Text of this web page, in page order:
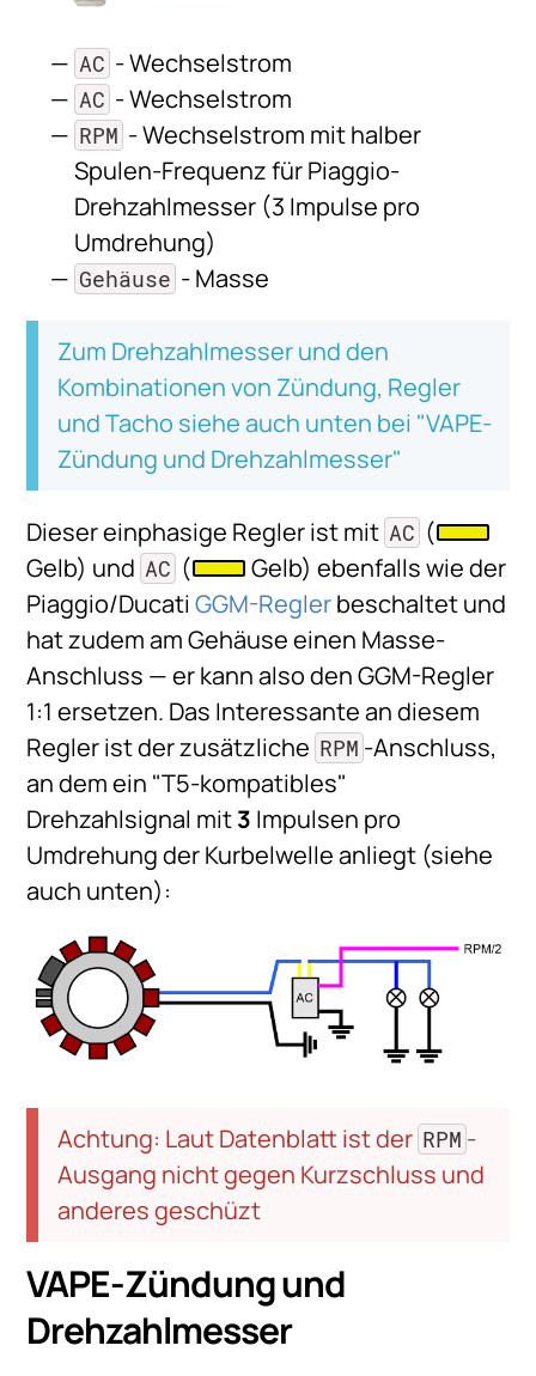
AC - Wechselstrom
AC - Wechselstrom
RPM - Wechselstrom mit halber
Spulen-Frequenz für Piaggio-
Drehzahlmesser (3 Impulse pro
Umdrehung)
Gehäuse - Masse
Zum Drehzahlmesser und den
Kombinationen von Zündung, Regler
und Tacho siehe auch unten bei "VAPE-
Zündung und Drehzahlmesser"
Dieser einphasige Regler ist mit AC (
Gelb) und AC (
Gelb) ebenfalls wie der
Piaggio/DucatiGGM-Reglerbeschaltet und
hat zudem am Gehäuse einen Masse-
Anschluss — er kann also den GGM-Regler
1:1 ersetzen. Das Interessante an diesem
Regler ist der zusätzliche RPM -Anschluss,
an dem ein "T5-kompatibles"
Drehzahlsignal mit3 Impulsen pro
Umdrehung der Kurbelwelle anliegt (siehe
auch unten):
Achtung: Laut Datenblatt ist der RPM -
Ausgang nicht gegen Kurzschluss und
anderes geschüzt
VAPE-Zündung und
Drehzahlmesser